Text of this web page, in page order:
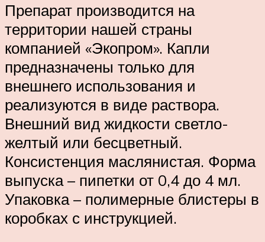
Препарат производится на
территории нашей страны
компанией «Экопром». Капли
предназначены только для
внешнего использования и
реализуются в виде раствора.
Внешний вид жидкости светло-
желтый или бесцветный.
Консистенция маслянистая. Форма
выпуска – пипетки от 0,4 до 4 мл.
Упаковка – полимерные блистеры в
коробках с инструкцией.